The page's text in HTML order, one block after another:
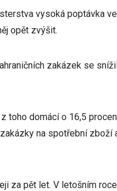
vysoká poptávka
opět zvýšit.
zakázek se
domácí o 16,5
na spotřební zboží
za pět let. V letošním